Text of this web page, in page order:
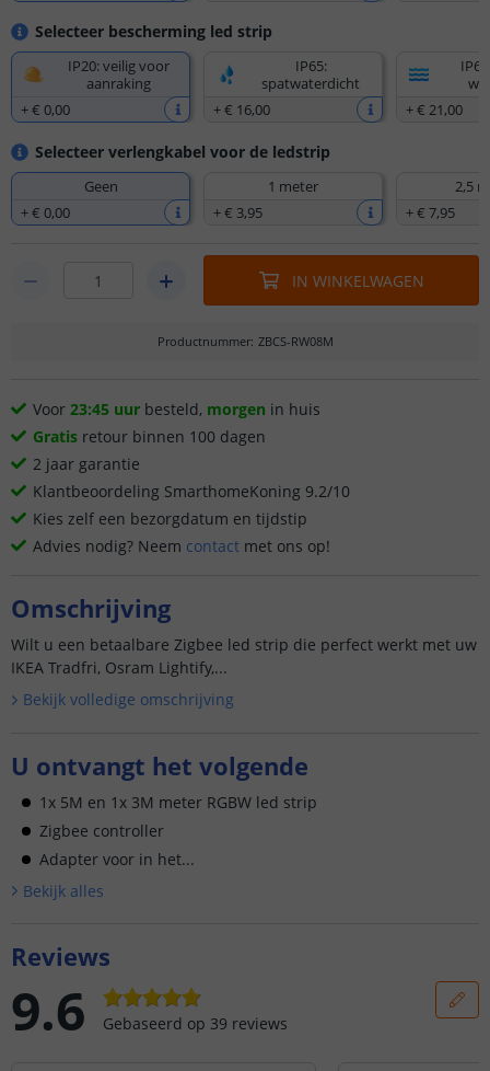
Selecteer bescherming led strip
IP20: veilig voor
aanraking
+€ 0,00
IP65:
spatwaterdicht
+€ 16,00
+€ 21,00
Selecteer verlengkabel voor de ledstrip
Geen
+€ 0,00
1 meter
+€ 3,95
2,5
+€ 7,95
IN WINKELWAGEN
Productnummer: ZBCS-RW08M
Voor 23:45 uur besteld, morgen in huis
Gratis retour binnen 100 dagen
2 jaar garantie
Klantbeoordeling SmarthomeKoning 9.2/10
Kies zelf een bezorgdatum en tijdstip
Advies nodig? Neem contact met ons op!
Omschrijving
Wilt u een betaalbare Zigbee led strip die perfect werkt met uw
IKEA Tradfri, Osram Lightify,...
Bekijk volledige omschrijving
U ontvangt het volgende
1x 5M en 1x 3M meter RGBW led strip
Zigbee controller
Adapter voor in het...
Bekijk alles
Reviews
9.6 Gebaseerd op 39 reviews